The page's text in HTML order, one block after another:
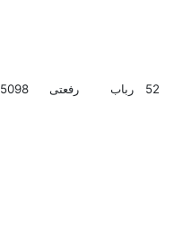
52 رباب رفعتی 5098